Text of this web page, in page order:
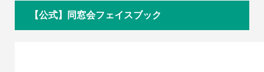
【公式】同窓会フェイスブック